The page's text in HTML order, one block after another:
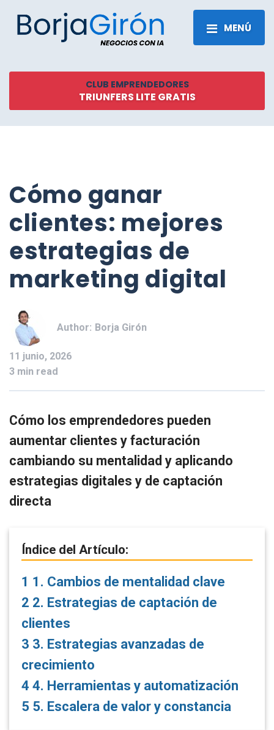
MENÚ
CLUB EMPRENDEDORES
TRIUNFERS LITE GRATIS
Cómo ganar
clientes: mejores
estrategias de
marketing digital
Author: Borja Girón
11 junio, 2026
3 min read
Cómo los emprendedores pueden
aumentar clientes y facturación
cambiando su mentalidad y aplicando
estrategias digitales y de captación
directa
Índice del Artículo:
1 1. Cambios de mentalidad clave
2 2. Estrategias de captación de
clientes
3 3. Estrategias avanzadas de
crecimiento
4 4. Herramientas y automatización
5 5. Escalera de valor y constancia